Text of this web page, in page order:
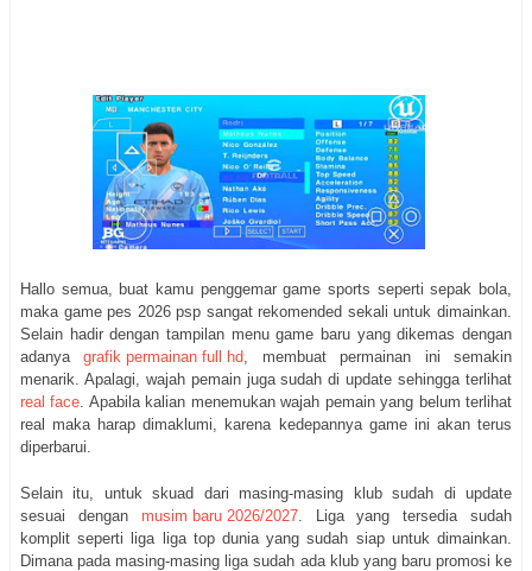
Hallo semua, buat kamu penggemar game sports seperti sepak bola,
maka game pes 2026 psp sangat rekomended sekali untuk dimainkan.
Selain hadir dengan tampilan menu game baru yang dikemas dengan
adanyagrafik permainan full hd, membuat permainan ini semakin
menarik. Apalagi, wajah pemain juga sudah di update sehingga terlihat
real face. Apabila kalian menemukan wajah pemain yang belum terlihat
real maka harap dimaklumi, karena kedepannya game ini akan terus
diperbarui.
Selain itu, untuk skuad dari masing-masing klub sudah di update
sesuai dengan musim baru 2026/2027. Liga yang tersedia sudah
komplit seperti liga liga top dunia yang sudah siap untuk dimainkan.
Dimana pada masing-masing liga sudah ada klub yang baru promosi ke